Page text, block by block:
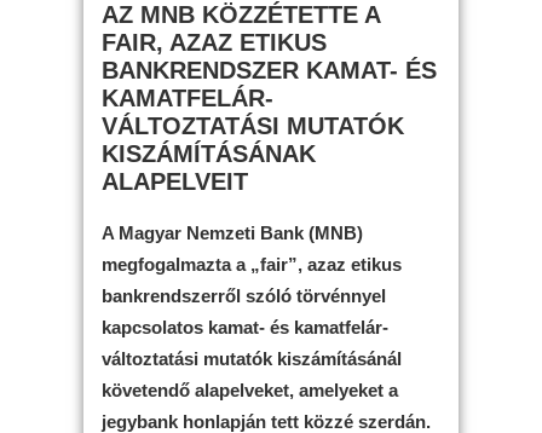
AZ MNB KÖZZÉTETTE A
FAIR, AZAZ ETIKUS
BANKRENDSZER KAMAT- ÉS
KAMATFELÁR-
VÁLTOZTATÁSI MUTATÓK
KISZÁMÍTÁSÁNAK
ALAPELVEIT
A Magyar Nemzeti Bank (MNB)
megfogalmazta a „fair”, azaz etikus
bankrendszerről szóló törvénnyel
kapcsolatos kamat- és kamatfelár-
változtatási mutatók kiszámításánál
követendő alapelveket, amelyeket a
jegybank honlapján tett közzé szerdán.